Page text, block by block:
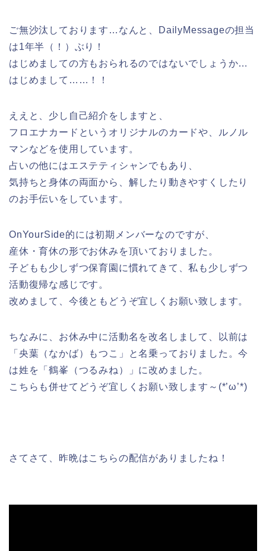
ご無沙汰しております…なんと、DailyMessageの担当
は1年半（！）ぶり！
はじめましての方もおられるのではないでしょうか…
はじめまして……！！
ええと、少し自己紹介をしますと、
フロエナカードというオリジナルのカードや、ルノル
マンなどを使用しています。
占いの他にはエステティシャンでもあり、
気持ちと身体の両面から、解したり動きやすくしたり
のお手伝いをしています。
OnYourSide的には初期メンバーなのですが、
産休・育休の形でお休みを頂いておりました。
子どもも少しずつ保育園に慣れてきて、私も少しずつ
活動復帰な感じです。
改めまして、今後ともどうぞ宜しくお願い致します。
ちなみに、お休み中に活動名を改名しまして、以前は
「央葉（なかば）もつこ」と名乗っておりました。今
は姓を「鶴峯（つるみね）」に改めました。
こちらも併せてどうぞ宜しくお願い致します～(*’ω’*)
さてさて、昨晩はこちらの配信がありましたね！